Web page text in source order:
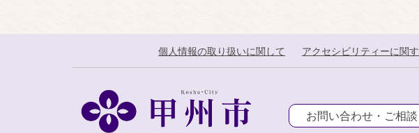
個人情報の取り扱いに関して アクセシビリティーに関
お問い合わせ・ご相談